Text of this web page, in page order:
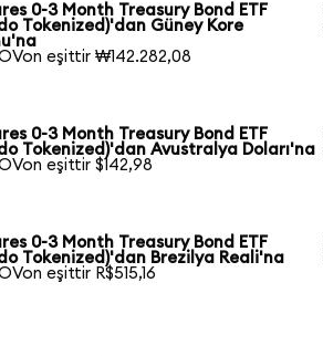
0-3 Month Treasury Bond ETF
Tokenized)'dan Güney Kore
eşittir ₩142.282,08
0-3 Month Treasury Bond ETF
Tokenized)'dan Avustralya Doları'na
eşittir $142,98
0-3 Month Treasury Bond ETF
Tokenized)'dan Brezilya Reali'na
eşittir R$515,16